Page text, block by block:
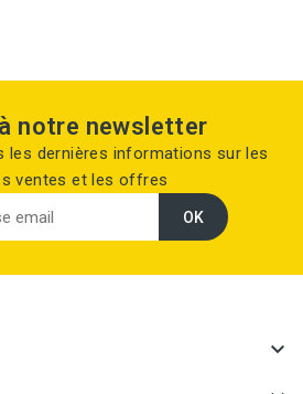
notre newsletter
les dernières informations sur les
ventes et les offres
